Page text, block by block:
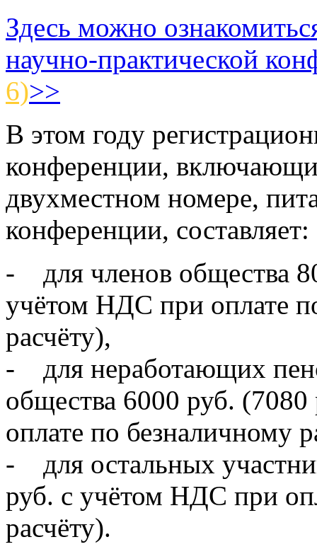
Здесь можно
научно-практической
6)>>
В этом году
конференции,
двухместном номере,
конференции, составляет:
- для членов общества
учётом НДС при оплате
расчёту),
- для неработающих
общества 6000 руб.
оплате по безналичному
- для остальных
руб. с учётом НДС при
расчёту).